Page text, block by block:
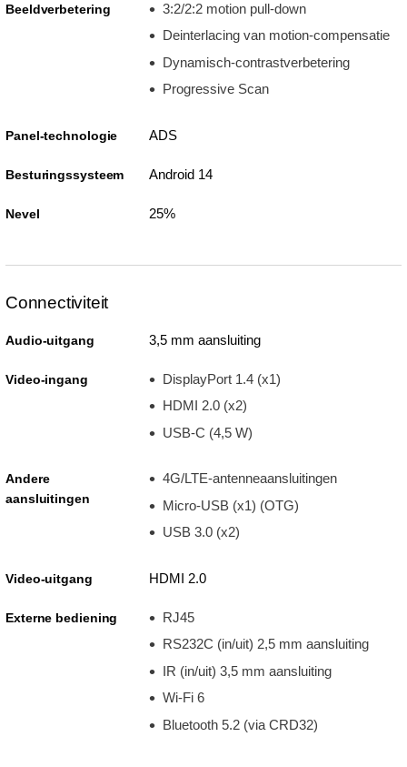
Beeldverbetering
3:2/2:2 motion pull-down
Deinterlacing van motion-compensatie
Dynamisch-contrastverbetering
Progressive Scan
Panel-technologie ADS
Besturingssysteem Android 14
Nevel 25%
Connectiviteit
Audio-uitgang 3,5 mm aansluiting
Video-ingang
DisplayPort 1.4 (x1)
HDMI 2.0 (x2)
USB-C (4,5 W)
Andere
aansluitingen
4G/LTE-antenneaansluitingen
Micro-USB (x1) (OTG)
USB 3.0 (x2)
Video-uitgang HDMI 2.0
Externe bediening
RJ45
RS232C (in/uit) 2,5 mm aansluiting
IR (in/uit) 3,5 mm aansluiting
Wi-Fi 6
Bluetooth 5.2 (via CRD32)